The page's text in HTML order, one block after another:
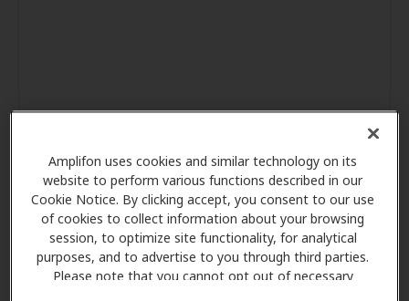
Amplifon uses cookies and similar technology on its
website to perform various functions described in our
Cookie Notice. By clicking accept, you consent to our use
of cookies to collect information about your browsing
session, to optimize site functionality, for analytical
purposes, and to advertise to you through third parties.
Please note that you cannot opt out of necessary